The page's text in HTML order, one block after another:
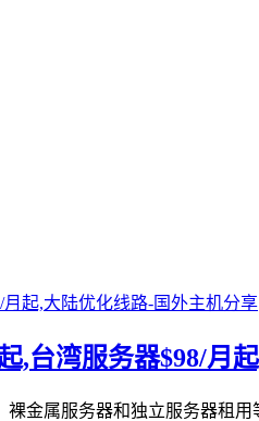
,台湾服务器$98/月
金属服务器和独立服务器租